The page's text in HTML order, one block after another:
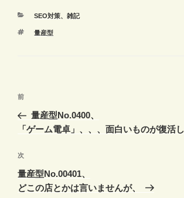
カ
ゴ
SEO対策、 雑記
タ
量産型
投
ナ
ゲ
ー
シ
前
の
投
前
量産型No.0400、
「ゲーム電卓」、、、面白いものが復活
次
の
投
次
量産型No.00401、
どこの店とかは言いませんが、